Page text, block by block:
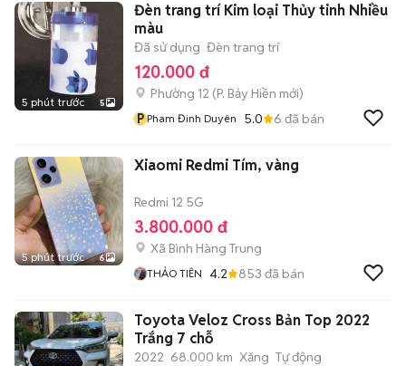
5 phút trước 5
Đèn trang trí Kim loại Thủy tinh Nhiều
màu
Đã sử dụng Đèn trang trí
120.000 đ
Phường 12 (P. Bảy Hiền mới)
P Pham Đinh Duyên 5.0 6 đã bán
5 phút trước 6
Xiaomi Redmi Tím, vàng
Redmi 12 5G
3.800.000 đ
Xã Bình Hàng Trung
THẢO TIÊN 4.2 853 đã bán
Toyota Veloz Cross Bản Top 2022
Trắng 7 chỗ
2022 68.000 km Xăng Tự động